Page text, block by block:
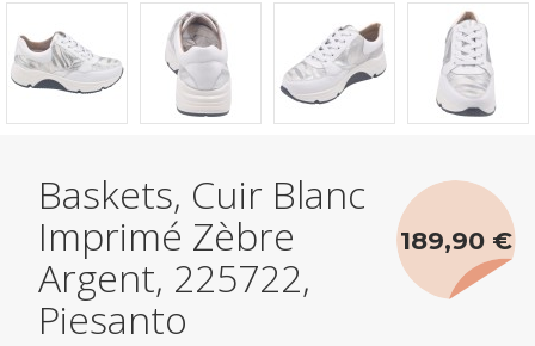
Baskets, Cuir Blanc
Imprimé Zèbre
Argent, 225722,
Piesanto
189,90 €